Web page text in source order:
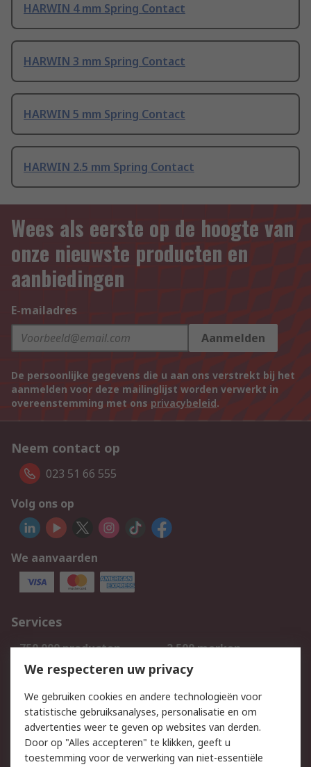
HARWIN 4 mm Spring Contact
HARWIN 3 mm Spring Contact
HARWIN 5 mm Spring Contact
HARWIN 2.5 mm Spring Contact
Wees als eerste op de hoogte van
onze nieuwste producten en
aanbiedingen
E-mailadres
Aanmelden
De persoonlijke gegevens die u aan ons verstrekt bij het
aanmelden voor deze mailinglijst worden verwerkt in
overeenstemming met ons privacybeleid.
Neem contact op
023 51 66 555
Volg ons op
We aanvaarden
Services
750.000 producten
2.500 merken
Bestellen
Inkoopoplossingen
Track & Trace
Wettelijk
We respecteren uw privacy
We gebruiken cookies en andere technologieën voor
statistische gebruiksanalyses, personalisatie en om
advertenties weer te geven op websites van derden.
Door op "Alles accepteren" te klikken, geeft u
toestemming voor de verwerking van niet-essentiële